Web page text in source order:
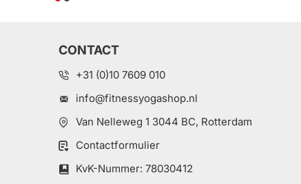
CONTACT
+31 (0)10 7609 010
info@fitnessyogashop.nl
Van Nelleweg 1 3044 BC, Rotterdam
Contactformulier
KvK-Nummer: 78030412